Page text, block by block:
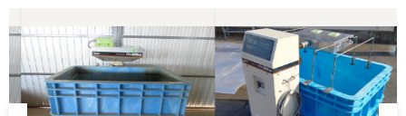
スタッフの鈴木さんが親切で機械に詳しく 丁寧にご
対応頂きました。 ありがとう！ 少し距離はあります
が、今後も農機具を買う際はのうき屋さんを利用し
ようと思います。